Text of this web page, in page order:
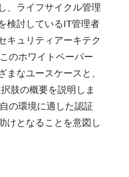
、ライフサイクル管理
検討しているIT管理者
キュリティアーキテク
のホワイトペーパー
まなユースケースと、
肢の概要を説明しま
の環境に適した認証
けとなることを意図し